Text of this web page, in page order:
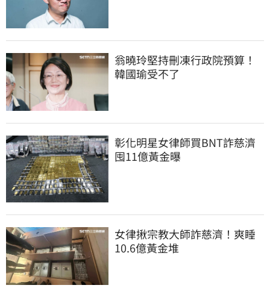
翁曉玲堅持刪凍行政院預算！
韓國瑜受不了
彰化明星女律師買BNT詐慈濟
囤11億黃金曝
女律揪宗教大師詐慈濟！爽睡
10.6億黃金堆